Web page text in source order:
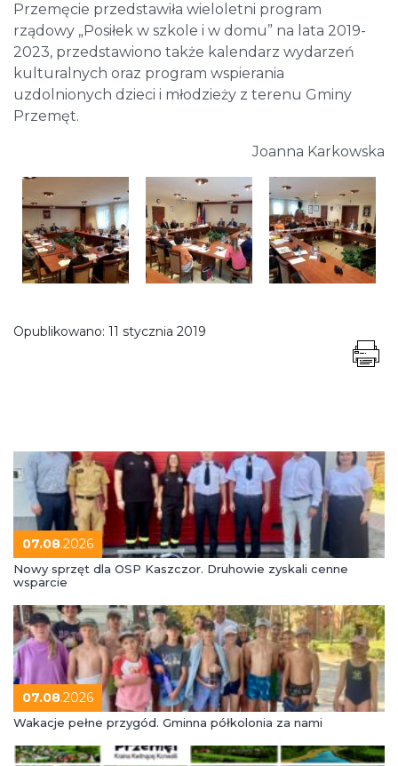
Przemęcie przedstawiła wieloletni program
rządowy „Posiłek w szkole i w domu” na lata 2019-
2023, przedstawiono także kalendarz wydarzeń
kulturalnych oraz program wspierania
uzdolnionych dzieci i młodzieży z terenu Gminy
Przemęt.
Joanna Karkowska
Opublikowano: 11 stycznia 2019
07.08.2026
Nowy sprzęt dla OSP Kaszczor. Druhowie zyskali cenne
wsparcie
07.08.2026
Wakacje pełne przygód. Gminna półkolonia za nami